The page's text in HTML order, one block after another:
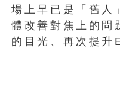
場上早已是「舊人
體改善對焦上的問
的目光、再次提升